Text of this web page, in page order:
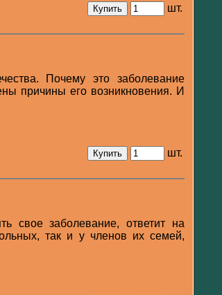
шт.
Почему это заболевание
причины его возникновения. И
шт.
свое заболевание, ответит на
так и у членов их семей,